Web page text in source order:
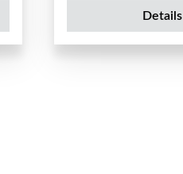
Details